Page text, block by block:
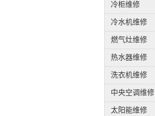
冷柜维修
冷水机维修
燃气灶维修
热水器维修
洗衣机维修
中央空调维修
太阳能维修